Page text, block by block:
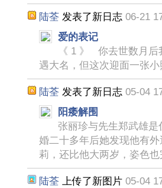
陆荃 发表了新日志 06-21
爱的表记
《 1 》 你去世数月后
遇大名，但这次迎面一张
陆荃 发表了新日志 05-04
阳痿解围
张丽珍与先生郑武雄
婚二十多年后她发现他有
莉，还比他大两岁，姿色
陆荃 上传了新图片 05-04